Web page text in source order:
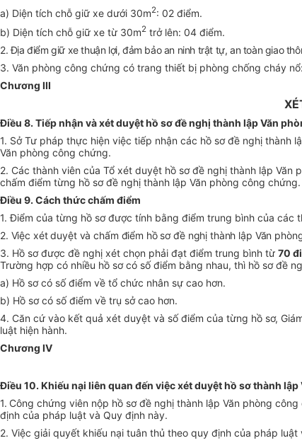
a) Diện tích chỗ giữ xe dưới 30m2: 02 điểm.
b) Diện tích chỗ giữ xe từ 30m2 trở lên: 04 điểm.
2. Địa điểm giữ xe thuận lợi, đảm bảo an ninh trật tự, an toàn giao
3. Văn phòng công chứng có trang thiết bị phòng chống cháy nổ:
Chương III
Điều 8. Tiếp nhận và xét duyệt hồ sơ đề nghị thành lập Văn
1. Sở Tư pháp thực hiện việc tiếp nhận các hồ sơ đề nghị thành
Văn phòng công chứng.
2. Các thành viên của Tổ xét duyệt hồ sơ đề nghị thành lập Văn
chấm điểm từng hồ sơ đề nghị thành lập Văn phòng công chứng.
Điều 9. Cách thức chấm điểm
1. Điểm của từng hồ sơ được tính bằng điểm trung bình của các
2. Việc xét duyệt và chấm điểm hồ sơ đề nghị thành lập Văn
3. Hồ sơ được đề nghị xét chọn phải đạt điểm trung bình từ 70
Trường hợp có nhiều hồ sơ có số điểm bằng nhau, thì hồ sơ đề
a) Hồ sơ có số điểm về tổ chức nhân sự cao hơn.
b) Hồ sơ có số điểm về trụ sở cao hơn.
4. Căn cứ vào kết quả xét duyệt và số điểm của từng hồ sơ,
luật hiện hành.
Chương IV
Điều 10. Khiếu nại liên quan đến việc xét duyệt hồ sơ thành
1. Công chứng viên nộp hồ sơ đề nghị thành lập Văn phòng
định của pháp luật và Quy định này.
2. Việc giải quyết khiếu nại tuân thủ theo quy định của pháp luật